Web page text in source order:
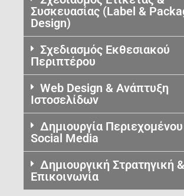
Συσκευασίας (Label &
Design)
Σχεδιασμός Εκθεσιακού
Περιπτέρου
Web Design & Ανάπτυξη
Ιστοσελίδων
Δημιουργία Περιεχομένου
Social Media
Δημιουργική Στρατηγική &
Επικοινωνία